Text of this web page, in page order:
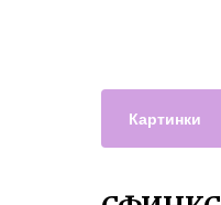
Картинки